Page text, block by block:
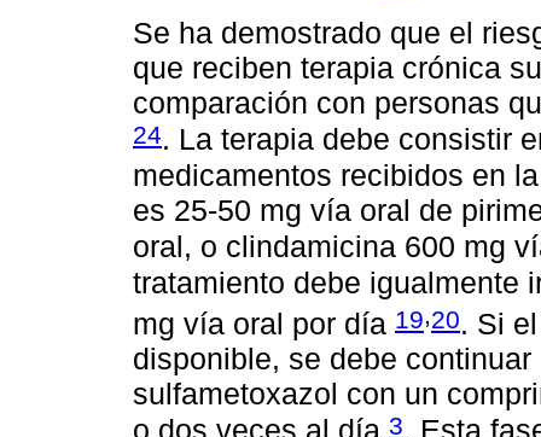
Se ha demostrado que el
que reciben terapia crónica
comparación con personas
24. La terapia debe consistir
medicamentos recibidos en
es 25-50 mg vía oral de
oral, o clindamicina 600 mg
tratamiento debe igualmente
mg vía oral por día 19,20. Si
disponible, se debe
sulfametoxazol con un
o dos veces al día 3. Esta